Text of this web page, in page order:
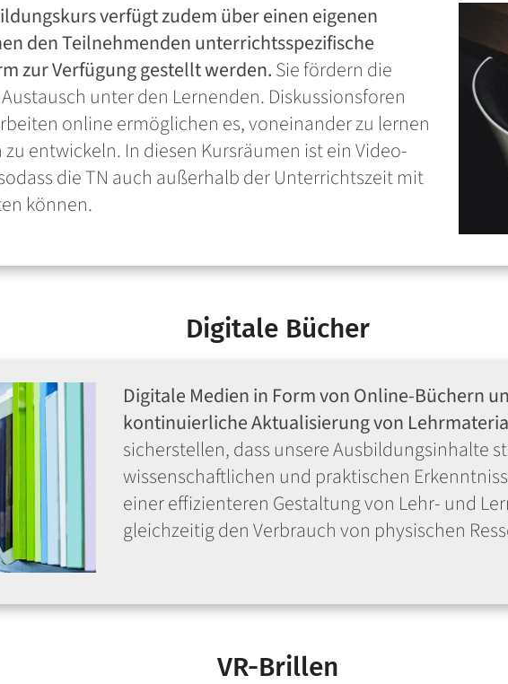
verfügt zudem über einen eigenen
den Teilnehmenden unterrichtsspezifische
zur Verfügung gestellt werden.Sie fördern die
unter den Lernenden. Diskussionsforen
online ermöglichen es, voneinander zu lernen
entwickeln. In diesen Kursräumen ist ein Video-
die TN auch außerhalb der Unterrichtszeit mit
können.
Digitale Bücher
Digitale Medien in Form von Online-Büchern
kontinuierliche Aktualisierung von
sicherstellen, dass unsere Ausbildungsinhalte
wissenschaftlichen und praktischen
einer effizienteren Gestaltung von Lehr- und
gleichzeitig den Verbrauch von physischen
VR-Brillen